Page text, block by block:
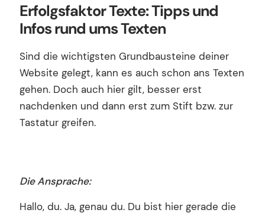
Erfolgsfaktor Texte: Tipps und
Infos rund ums Texten
Sind die wichtigsten Grundbausteine deiner
Website gelegt, kann es auch schon ans Texten
gehen. Doch auch hier gilt, besser erst
nachdenken und dann erst zum Stift bzw. zur
Tastatur greifen.
Die Ansprache:
Hallo, du. Ja, genau du. Du bist hier gerade die